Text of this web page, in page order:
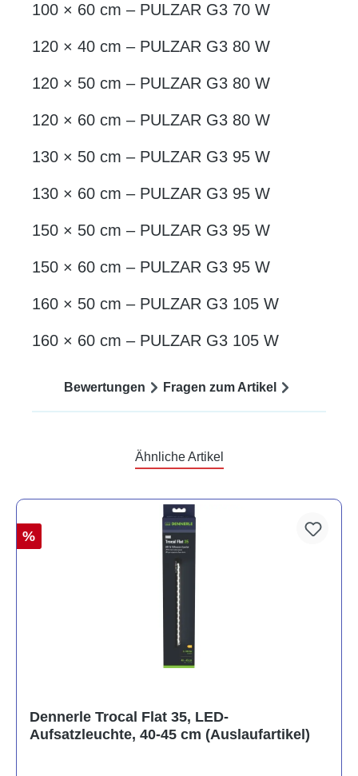
100 × 60 cm – PULZAR G3 70 W
120 × 40 cm – PULZAR G3 80 W
120 × 50 cm – PULZAR G3 80 W
120 × 60 cm – PULZAR G3 80 W
130 × 50 cm – PULZAR G3 95 W
130 × 60 cm – PULZAR G3 95 W
150 × 50 cm – PULZAR G3 95 W
150 × 60 cm – PULZAR G3 95 W
160 × 50 cm – PULZAR G3 105 W
160 × 60 cm – PULZAR G3 105 W
Bewertungen Fragen zum Artikel
Ähnliche Artikel
%
Dennerle Trocal Flat 35, LED-
Aufsatzleuchte, 40-45 cm (Auslaufartikel)